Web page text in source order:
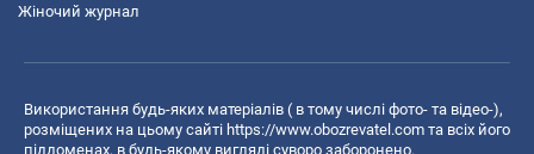
Жіночий журнал
Використання будь-яких матеріалів ( в тому числі фото- та відео-),
розміщених на цьому сайті https://www.obozrevatel.com та всіх його
піддоменах, в будь-якому вигляді суворо заборонено.